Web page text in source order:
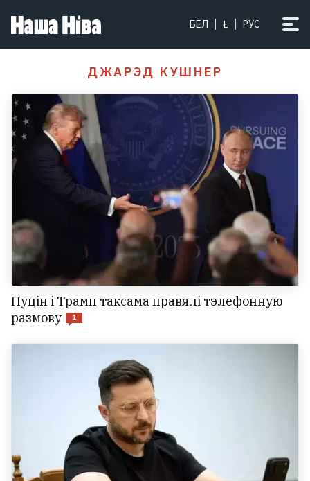
БЕЛ Ł РУС
ДЖАРЭД КУШНЕР
Пуцін і Трамп таксама правялі тэлефонную
размову
1